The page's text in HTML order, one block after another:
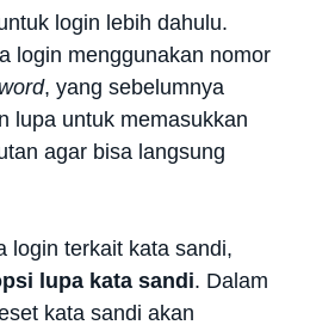
login lebih dahulu.
login menggunakan nomor
, yang sebelumnya
lupa untuk memasukkan
agar bisa langsung
login terkait kata sandi,
lupa kata sandi. Dalam
kata sandi akan